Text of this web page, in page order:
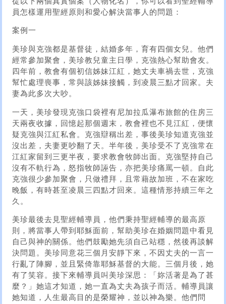
員怎樣運用聖經原則和愛心解決當事人的問題：
案例一
美珍與克強都是基督徒，結婚多年，育有四個女兒。他們
經常參加聚會，美珍教兒童主日學，克強熱心幫助會友。
四年前，教會有個初信姊妹江紅，她丈夫車禍去世，克強
幫忙處理喪事，常與該姊妹接觸，到凌晨三點才回家。夫
妻為此多次大吵。
一天，美珍發現克強口袋裡有尼加拉瓜瀑布旅館的住房三
天兩夜收據，回憶起那個週末，教會裡也不見江紅，便懷
疑克強與江紅私會。克強辯稱出差，事後美珍知道克強並
沒出差，夫妻更吵翻了天。半年後，美珍受不了克強常在
江紅家留到三更半夜，要求教會牧師出面。克強堅持自己
沒有不軌行為，怒指牧師誣告，亦把美珍痛罵一頓。自此
克強很少參加聚會，只做禮拜，且常藉故加班，不在家吃
晚飯，有時甚至凌晨三四點才回來。這種情形持續三年之
久。
美珍最後去見聖經輔導員，他們秉持聖經輔導的最高原
則，將當事人帶到耶穌面前，幫助美珍在婚姻問題中看見
自己與神的關係。他們鼓勵她先須自己站穩，然後再談解
決問題。美珍同意花三個月安靜下來，不因丈夫的一言一
行亂了陣腳，並且緊倚靠耶穌基督的大能。三個月後，她
有了笑容。接下來輔導員叫美珍深思：「妳活著是為了甚
麼？」她這才知道，她一直為丈夫為孩子而活。輔導員讓
她知道，人生最高目的是榮耀神，並以神為樂。他們問